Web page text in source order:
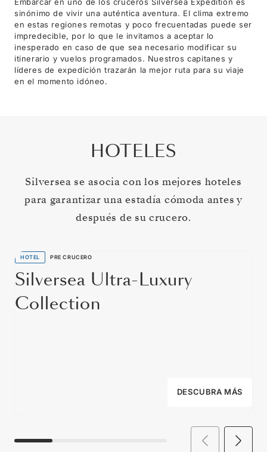
sinónimo de vivir una auténtica aventura. El clima extremo
en estas regiones remotas y poco frecuentadas puede ser
impredecible, por lo que le invitamos a aceptar lo
inesperado en caso de que sea necesario modificar su
itinerario y vuelos programados. Nuestros capitanes y
líderes de expedición trazarán la mejor ruta para su viaje
en el momento idóneo.
HOTELES
Silversea se asocia con los mejores hoteles
para garantizar una estadía cómoda antes y
después de su crucero.
HOTEL PRE CRUCERO
Silversea Ultra-Luxury
Collection
DESCUBRA MÁS